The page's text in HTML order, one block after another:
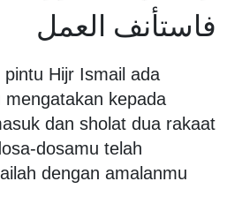
فاستأنف العمل
Hijr Ismail ada
kepada
dan sholat dua rakaat
dosamu telah
dengan amalanmu